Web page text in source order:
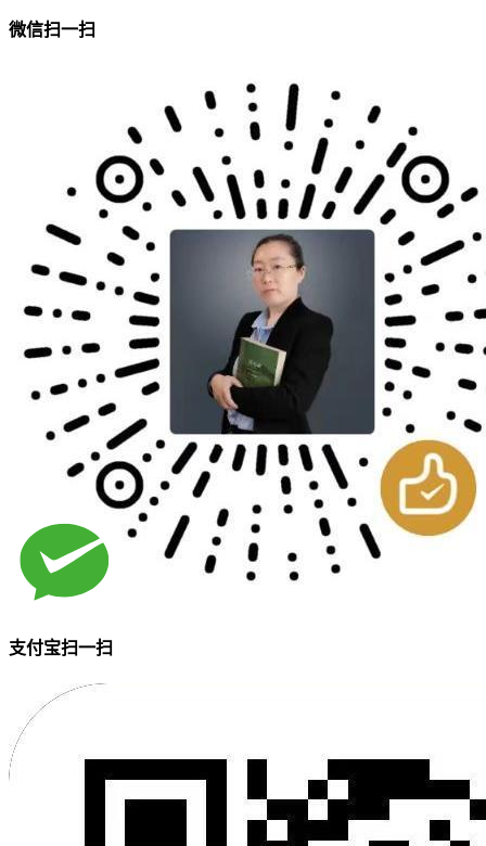
微信扫一扫
支付宝扫一扫